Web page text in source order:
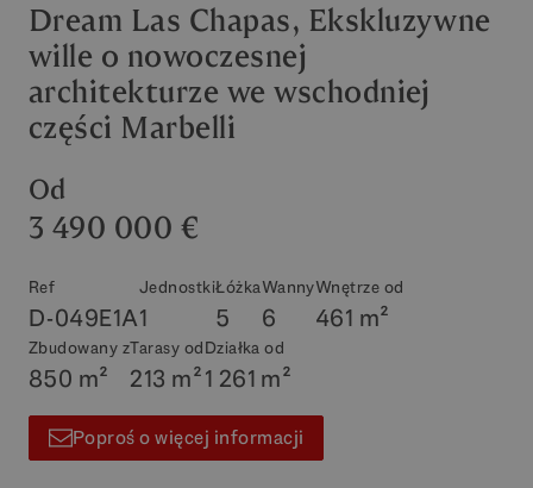
Dream Las Chapas, Ekskluzywne
wille o nowoczesnej
architekturze we wschodniej
części Marbelli
Od
3 490 000 €
Ref
D-049E1A
Jednostki
1
Łóżka
5
Wanny
6
Wnętrze od
461 m²
Zbudowany z
850 m²
Tarasy od
213 m²
Działka od
1 261 m²
Poproś o więcej informacji